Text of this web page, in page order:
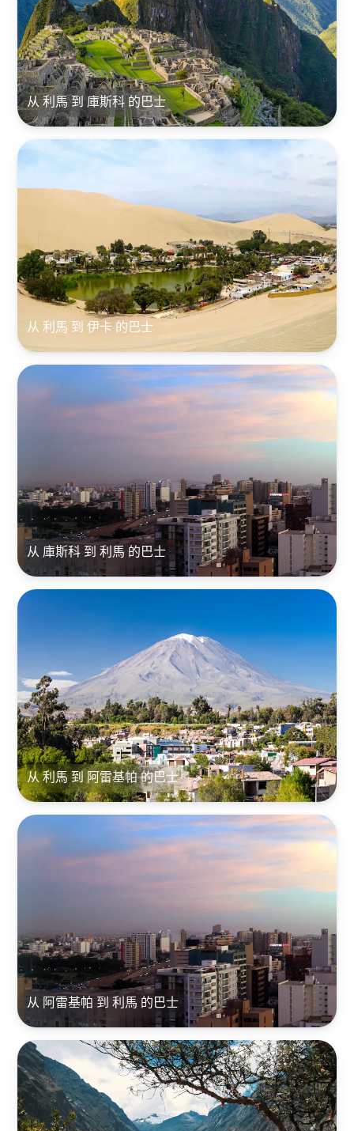
从 利馬 到 庫斯科 的巴士
从 利馬 到 伊卡 的巴士
从 庫斯科 到 利馬 的巴士
从 利馬 到 阿雷基帕 的巴士
从 阿雷基帕 到 利馬 的巴士